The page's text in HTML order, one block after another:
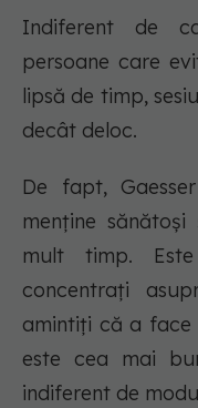
Indiferent de
persoane care
lipsă de timp,
decât deloc.
De fapt,
menține
mult timp.
concentrați
amintiți că a face
este cea mai
indiferent de